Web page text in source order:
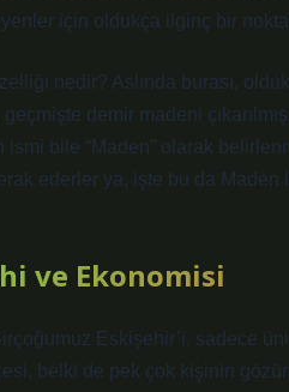
için oldukça ilginç bir
nedir? Aslında burası,
demir madeni
bile “Maden” olarak
ederler ya, işte bu da
ve Ekonomisi
Eskişehir’i, sadece
belki de pek çok kişinin